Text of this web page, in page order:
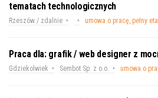
tematach technologicznych
Rzeszów / zdalnie umowa o pracę, pełny
Praca dla: grafik / web designer z
Gdziekolwiek Sembot Sp. z o.o. umowa o